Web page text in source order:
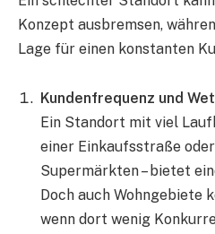
Konzept ausbremsen,
Lage für einen konstanten
Kundenfrequenz und
Ein Standort mit viel
einer Einkaufsstraße
Supermärkten – bietet
Doch auch Wohngebiete
wenn dort wenig